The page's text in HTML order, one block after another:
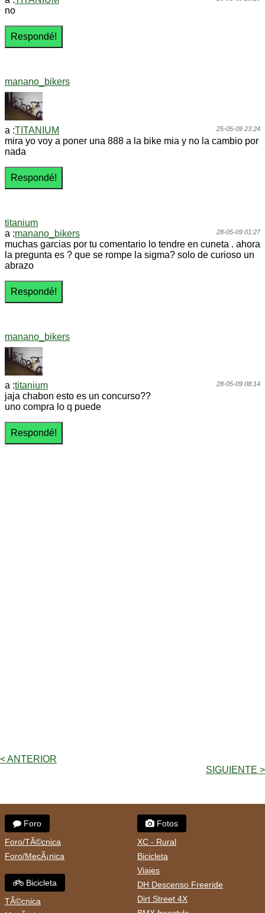
no
manano_bikers
25-05-09 23:24
a :TITANIUM
mira yo voy a poner una 888 a la bike mia y no la cambio por
nada
titanium
28-05-09 01:27
a :manano_bikers
muchas garcias por tu comentario lo tendre en cuneta . ahora
la pregunta es ? que se rompe la sigma? solo de curioso un
abrazo
manano_bikers
28-05-09 08:14
a :titanium
jaja chabon esto es un concurso??
uno compra lo q puede
< ANTERIOR
SIGUIENTE >
Foro
Foro/TÃ©cnica
Foro/MecÃ¡nica
Bicicleta
TÃ©cnica
Fotos
XC - Rural
Bicicleta
Viajes
DH Descenso Freeride
Dirt Street 4X